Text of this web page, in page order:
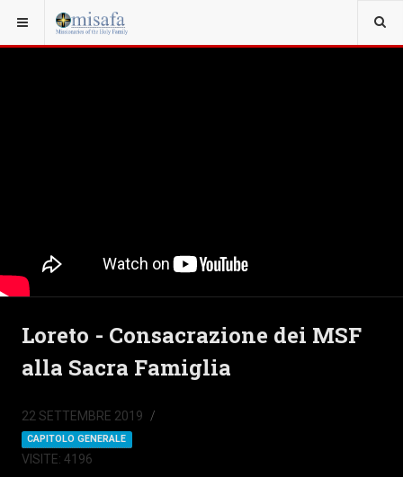
Loreto - Consacrazione dei MSF
alla Sacra Famiglia
22 SETTEMBRE 2019
CAPITOLO GENERALE
VISITE: 4196